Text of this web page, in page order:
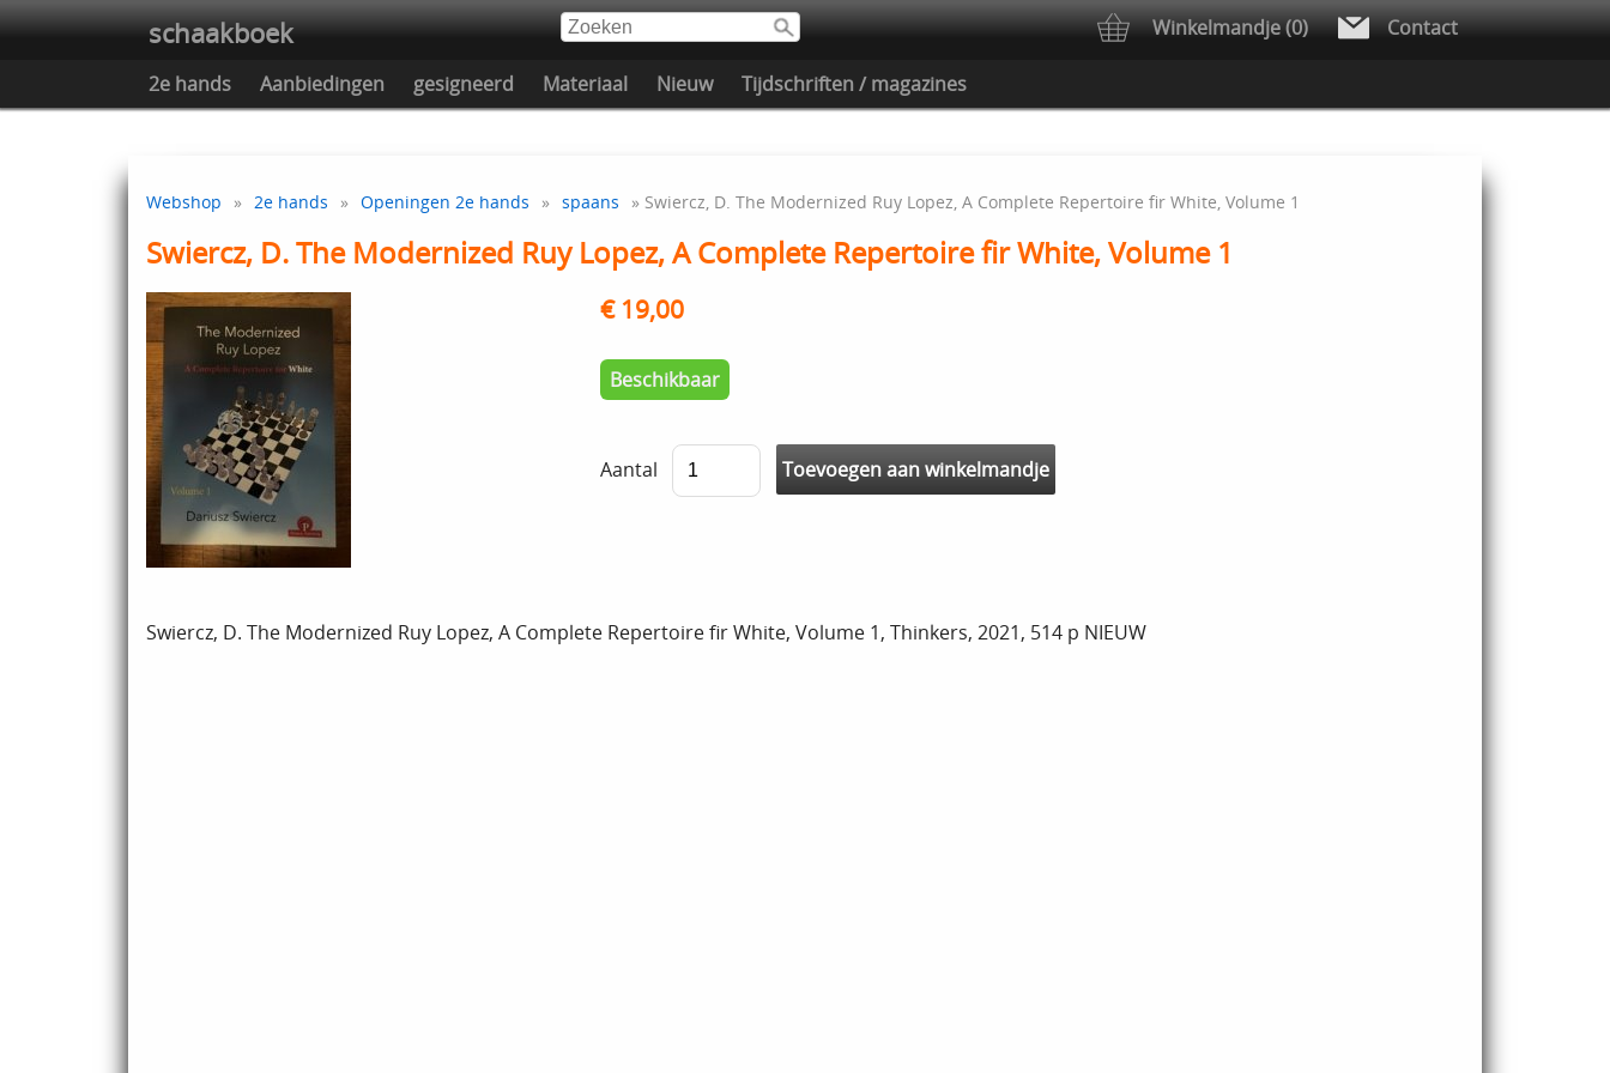
schaakboek Winkelmandje (0) Contact
2e hands Aanbiedingen gesigneerd Materiaal Nieuw Tijdschriften / magazines
Webshop » 2e hands » Openingen 2e hands » spaans » Swiercz, D. The Modernized Ruy Lopez, A Complete Repertoire fir White, Volume 1
Swiercz, D. The Modernized Ruy Lopez, A Complete Repertoire fir White, Volume 1
€ 19,00
Beschikbaar
Aantal
Swiercz, D. The Modernized Ruy Lopez, A Complete Repertoire fir White, Volume 1, Thinkers, 2021, 514 p NIEUW